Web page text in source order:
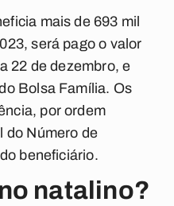
mais de 693 mil
será pago o valor
22 de dezembro, e
Bolsa Família. Os
por ordem
do Número de
beneficiário.
natalino?